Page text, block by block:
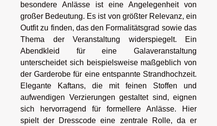
besondere Anlässe ist eine Angelegenheit von
großer Bedeutung. Es ist von größter Relevanz, ein
Outfit zu finden, das den Formalitätsgrad sowie das
Thema der Veranstaltung widerspiegelt. Ein
Abendkleid für eine Galaveranstaltung
unterscheidet sich beispielsweise maßgeblich von
der Garderobe für eine entspannte Strandhochzeit.
Elegante Kaftans, die mit feinen Stoffen und
aufwendigen Verzierungen gestaltet sind, eignen
sich hervorragend für formellere Anlässe. Hier
spielt der Dresscode eine zentrale Rolle, da er